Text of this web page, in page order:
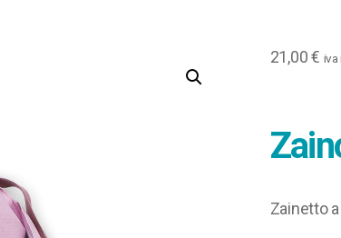
21,00€ iva
Zainetto